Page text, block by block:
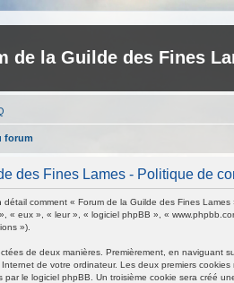
de la Guilde des Fines
forum
des Fines Lames - Politique de
comment « Forum de la Guilde des Fines
« eux », « leur », « logiciel phpBB », «
»).
de deux manières. Premièrement, en naviguant
de votre ordinateur. Les deux premiers
par le logiciel phpBB. Un troisième cookie sera créé